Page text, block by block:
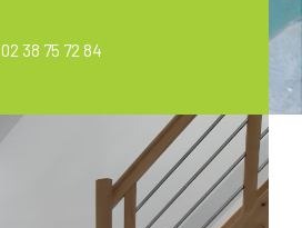
02 38 75 72 84